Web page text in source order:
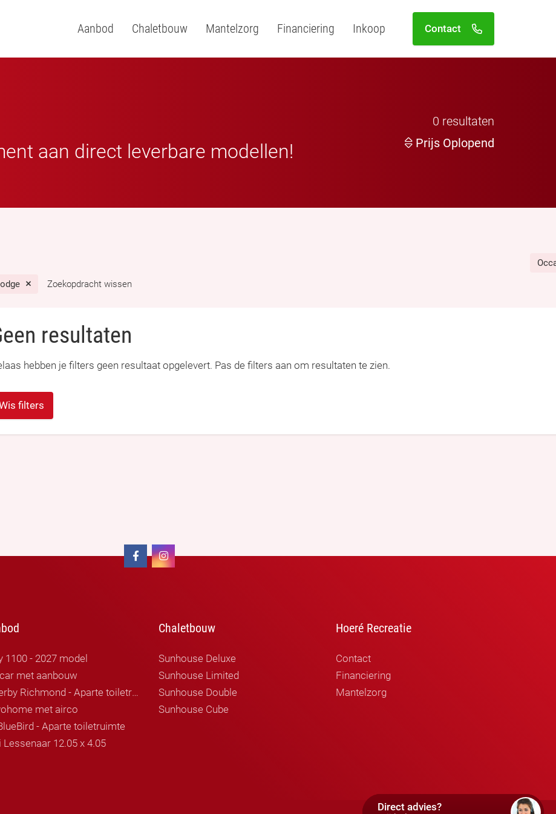
aan direct leverbare modellen!
0 resultaten
Prijs Oplopend
Zoekopdracht wissen
resultaten
hebben je filters geen resultaat opgelevert. Pas de filters aan om resultaten te zien.
filters
Contact
Aanbod Chaletbouw Mantelzorg Financiering Inkoop
1100 - 2027 model
met aanbouw
Willerby Richmond - Aparte toiletruimte
met airco
- Aparte toiletruimte
Lessenaar 12.05 x 4.05
Chaletbouw
Sunhouse Deluxe
Sunhouse Limited
Sunhouse Double
Sunhouse Cube
Hoeré Recreatie
Contact
Financiering
Mantelzorg
Direct advies?